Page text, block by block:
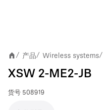
/ 产品/ Wireless systems/
XSW 2-ME2-JB
货号 508919